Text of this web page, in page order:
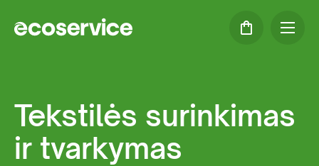
Tekstilės surinkimas
ir tvarkymas